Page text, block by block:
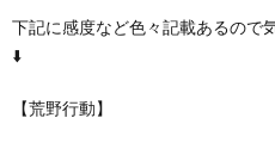
下記に感度など色々記載あるので
⬇️
【荒野行動】